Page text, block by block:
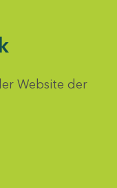
Website der
auswählen